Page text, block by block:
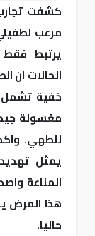
كشفت
مرعب
يرتبط فقط
الحالات ان
خفية تشمل
مغسولة
للطهي.
يمثل
المناعة
هذا المرض
حاليا.